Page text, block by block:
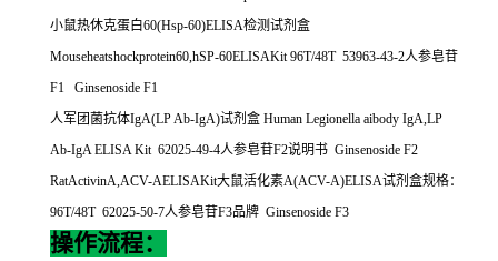
小鼠热休克蛋白60(Hsp-60)ELISA检测试剂盒
Mouseheatshockprotein60,hSP-60ELISAKit 96T/48T 53963-43-2人参皂苷
F1
Ginsenoside F1
人军团菌抗体IgA(LP Ab-IgA)试剂盒 Human Legionella aibody IgA,LP
Ab-IgA ELISA Kit 62025-49-4人参皂苷F2说明书 Ginsenoside F2
RatActivinA,ACV-AELISAKit大鼠活化素A(ACV-A)ELISA试剂盒规格：
96T/48T 62025-50-7人参皂苷F3品牌 Ginsenoside F3
操作流程：